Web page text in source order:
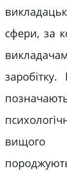
сфери, за
вищого